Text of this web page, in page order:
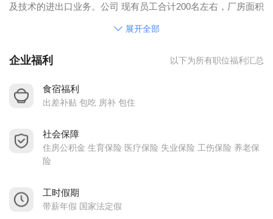
及技术的进出口业务。公司 现有员工合计200名左右，厂房面积
合计4000平方为客户提供从精密模具到塑胶成品的一条龙服
管理人才，精密加工设备完备（如铣床、磨床、Mikron MILL P
电、夏米尔慢走丝以及海克斯康三次元等），检测仪器配备齐
我们已经在电子，汽车，医疗，航空等领域为客户提供众多优
质的精密模具。
展开全部
企业福利 以下为所有职位福利汇总
食宿福利
出差补贴 包吃 房补 包住
社会保障
住房公积金 生育保险 医疗保险 失业保险 工伤保险 养老保
险
工时假期
带薪年假 国家法定假